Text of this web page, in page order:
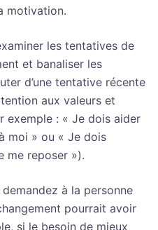
motivation.
les tentatives de
et banaliser les
d’une tentative récente
aux valeurs et
exemple : « Je dois aider
moi » ou « Je dois
me reposer »).
demandez à la personne
pourrait avoir
si le besoin de mieux